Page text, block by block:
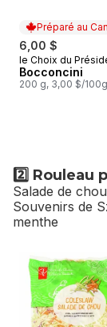
Préparé au
6,00 $
Préparé au
le Choix du
Bocconcini
200 g, 3,00 $/100g
2️⃣ Rouleau
Salade de
Souvenirs de
menthe
sauter 2️⃣